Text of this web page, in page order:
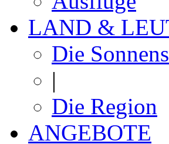
LAND &
Die
|
Die Region
ANGEBOTE